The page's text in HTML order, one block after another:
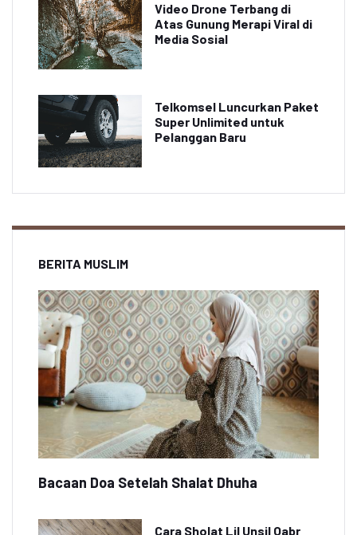
Video Drone Terbang di
Atas Gunung Merapi Viral di
Media Sosial
Telkomsel Luncurkan Paket
Super Unlimited untuk
Pelanggan Baru
BERITA MUSLIM
Bacaan Doa Setelah Shalat Dhuha
Cara Sholat Lil Unsil Qabr